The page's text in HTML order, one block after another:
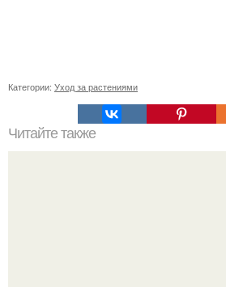
Категории: Уход за растениями
Читайте также